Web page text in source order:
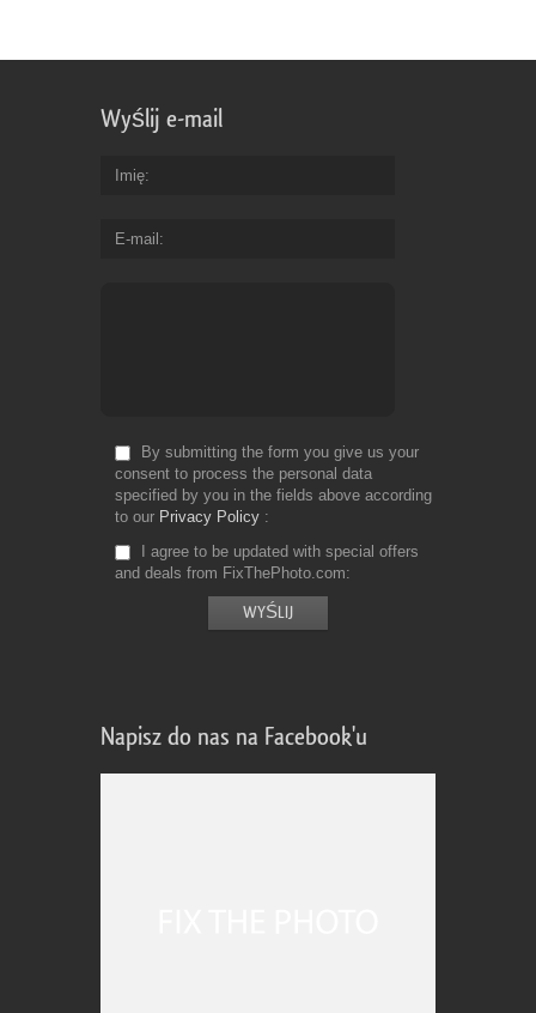
Wyślij e-mail
Imię
E-mail
By submitting the form you give us your
consent to process the personal data
specified by you in the fields above according
to our Privacy Policy
I agree to be updated with special offers
and deals from FixThePhoto.com
Napisz do nas na Facebook'u